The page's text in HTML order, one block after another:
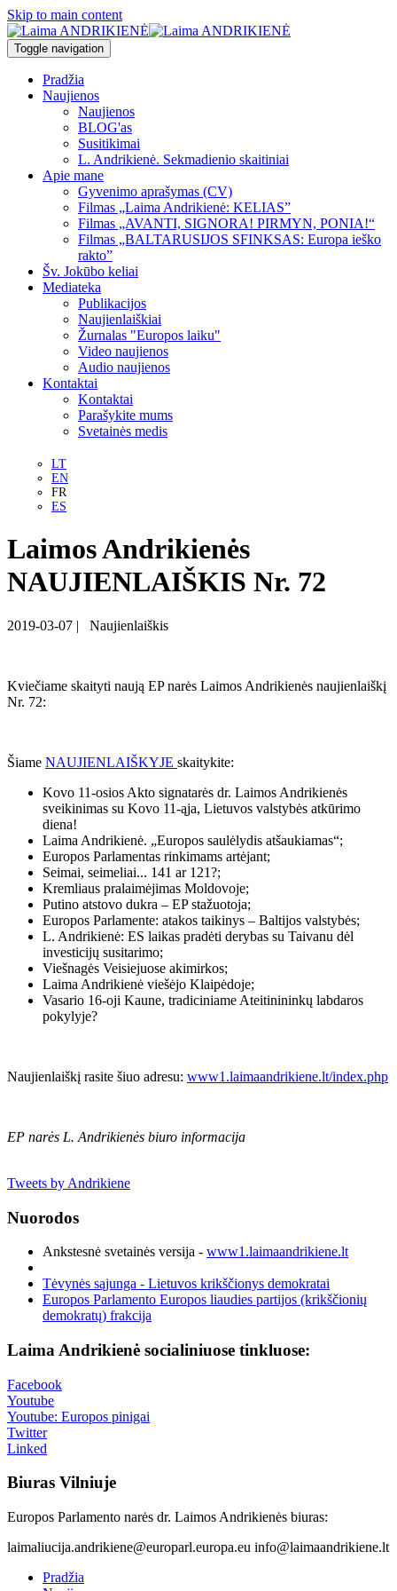
Skip to main content
Toggle navigation
Pradžia
Naujienos
Naujienos
BLOG'as
Susitikimai
L. Andrikienė. Sekmadienio skaitiniai
Apie mane
Gyvenimo aprašymas (CV)
Filmas „Laima Andrikienė: KELIAS”
Filmas „AVANTI, SIGNORA! PIRMYN, PONIA!“
Filmas „BALTARUSIJOS SFINKSAS: Europa ieško
rakto”
Šv. Jokūbo keliai
Mediateka
Publikacijos
Naujienlaiškiai
Žurnalas "Europos laiku"
Video naujienos
Audio naujienos
Kontaktai
Kontaktai
Parašykite mums
Svetainės medis
LT
EN
FR
ES
Laimos Andrikienės
NAUJIENLAIŠKIS Nr. 72
2019-03-07 | Naujienlaiškis
Kviečiame skaityti naują EP narės Laimos Andrikienės naujienlaiškį
Nr. 72:
Šiame NAUJIENLAIŠKYJE skaitykite:
Kovo 11-osios Akto signatarės dr. Laimos Andrikienės
sveikinimas su Kovo 11-ąja, Lietuvos valstybės atkūrimo
diena!
Laima Andrikienė. „Europos saulėlydis atšaukiamas“;
Europos Parlamentas rinkimams artėjant;
Sei­mai, sei­me­liai... 141 ar 121?;
Kremliaus pralaimėjimas Moldovoje;
Putino atstovo dukra – EP stažuotoja;
Europos Parlamente: atakos taikinys – Baltijos valstybės;
L. Andrikienė: ES laikas pradėti derybas su Taivanu dėl
investicijų susitarimo;
Viešnagės Veisiejuose akimirkos;
Laima Andrikienė viešėjo Klaipėdoje;
Vasario 16-oji Kaune, tradiciniame Ateitinininkų labdaros
pokylyje?
Naujienlaiškį rasite šiuo adresu: www1.laimaandrikiene.lt/index.php
EP narės L. Andrikienės biuro informacija
Tweets by Andrikiene
Nuorodos
Ankstesnė svetainės versija - www1.laimaandrikiene.lt
Tėvynės sąjunga - Lietuvos krikščionys demokratai
Europos Parlamento Europos liaudies partijos (krikščionių
demokratų) frakcija
Laima Andrikienė socialiniuose tinkluose:
Facebook
Youtube
Youtube: Europos pinigai
Twitter
Linked
Biuras Vilniuje
Europos Parlamento narės dr. Laimos Andrikienės biuras:
laimaliucija.andrikiene@europarl.europa.eu info@laimaandrikiene.lt
Pradžia